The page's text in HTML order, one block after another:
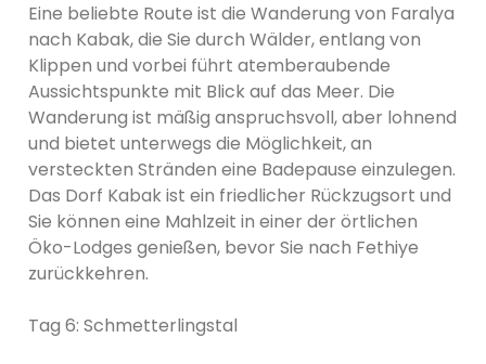
Eine beliebte Route ist die Wanderung von Faralya
nach Kabak, die Sie durch Wälder, entlang von
Klippen und vorbei führt atemberaubende
Aussichtspunkte mit Blick auf das Meer. Die
Wanderung ist mäßig anspruchsvoll, aber lohnend
und bietet unterwegs die Möglichkeit, an
versteckten Stränden eine Badepause einzulegen.
Das Dorf Kabak ist ein friedlicher Rückzugsort und
Sie können eine Mahlzeit in einer der örtlichen
Öko-Lodges genießen, bevor Sie nach Fethiye
zurückkehren.
Tag 6: Schmetterlingstal